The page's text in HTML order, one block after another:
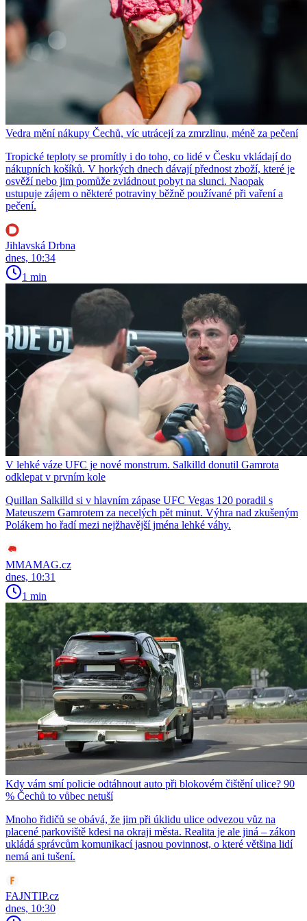
Vedra mění nákupy Čechů, víc utrácejí za zmrzlinu, méně za pečení
Tropické teploty se promítly i do toho, co lidé v Česku vkládají do
nákupních košíků. V horkých dnech dávají přednost zboží, které je
osvěží nebo jim pomůže zvládnout pobyt na slunci. Naopak
ustupuje zájem o některé potraviny běžně používané při vaření a
pečení.
Jihlavská Drbna
dnes, 10:34
1 min
V lehké váze UFC je nové monstrum. Salkilld donutil Gamrota
odklepat v prvním kole
Quillan Salkilld si v hlavním zápase UFC Vegas 120 poradil s
Mateuszem Gamrotem za necelých pět minut. Výhra nad zkušeným
Polákem ho řadí mezi nejžhavější jména lehké váhy.
MMAMAG.cz
dnes, 10:31
1 min
Kdy vám smí policie odtáhnout auto při blokovém čištění ulice? 90
% Čechů to vůbec netuší
Mnoho řidičů se obává, že jim při úklidu ulice odvezou vůz na
placené parkoviště kdesi na okraji města. Realita je ale jiná – zákon
ukládá správcům komunikací jasnou povinnost, o které většina lidí
nemá ani tušení.
FAJNTIP.cz
dnes, 10:30